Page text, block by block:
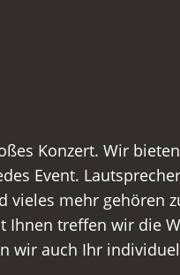
Konzert. Wir bieten
Event.
vieles mehr gehören
Ihnen treffen wir die
wir auch Ihr
Event zugeschnitten.
und
Betreuung vor